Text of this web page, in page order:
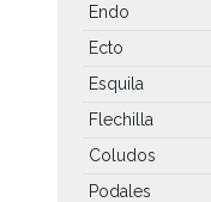
Endo
Ecto
Esquila
Flechilla
Coludos
Podales